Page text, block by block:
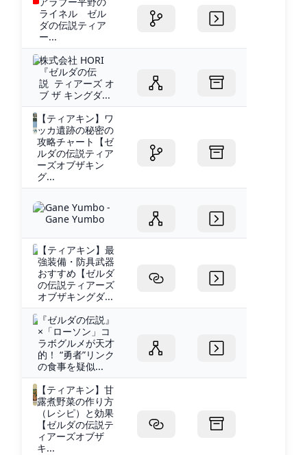
ライネル ゼル
ダの伝説ティア
ー...
株式会社 HORI
『ゼルダの伝
説 ティアーズ オ
ブ ザ キングダ...
【ティアキン】ワ
ッカ遺跡の秘密の
攻略チャート【ゼ
ルダの伝説ティア
ーズオブザキン
グ...
Gane Yumbo -
Gane Yumbo
【ティアキン】最
強装備・防具武器
おすすめ【ゼルダ
の伝説ティアーズ
オブザキングダ...
『ゼルダの伝説』
×「ローソン」コ
ラボグルメが天才
的！ “勇者”リンク
の食事を疑似...
【ティアキン】甘
露煮野菜の作り方
（レシピ）と効果
【ゼルダの伝説テ
ィアーズオブザ
キ...